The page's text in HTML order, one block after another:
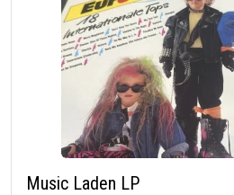
Music Laden LP